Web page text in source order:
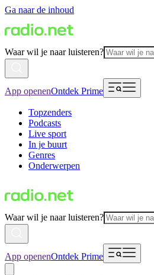
Ga naar de inhoud
Waar wil je naar luisteren?
App openenOntdek Prime
Topzenders
Podcasts
Live sport
In je buurt
Genres
Onderwerpen
Waar wil je naar luisteren?
App openenOntdek Prime